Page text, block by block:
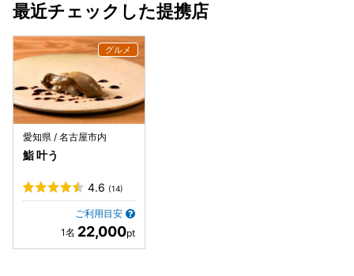
最近チェックした提携店
愛知県 / 名古屋市内
鮨 叶う
4.6 (14)
ご利用目安
22,000